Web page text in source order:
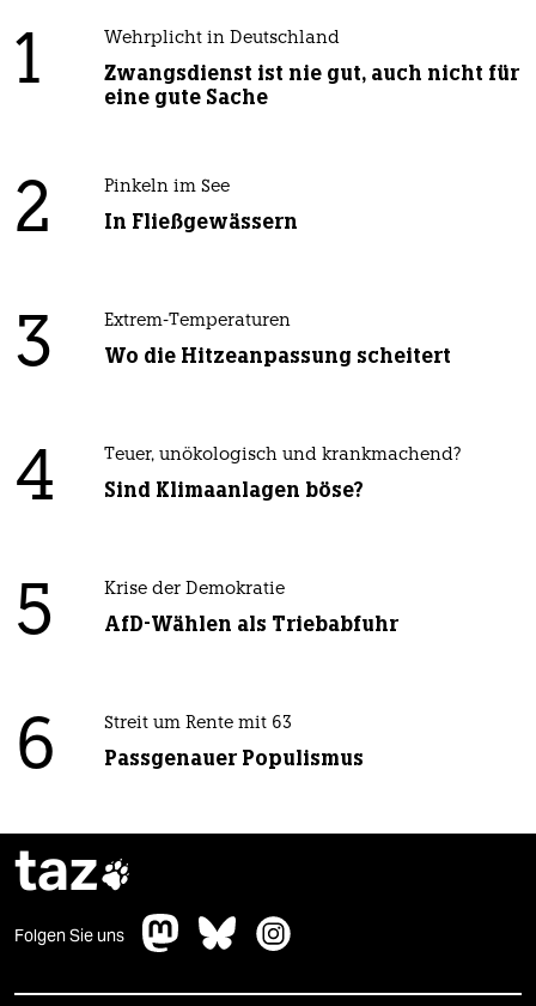
1 Wehrplicht in Deutschland
Zwangsdienst ist nie gut, auch nicht für
eine gute Sache
2 Pinkeln im See
In Fließgewässern
3 Extrem-Temperaturen
Wo die Hitzeanpassung scheitert
4 Teuer, unökologisch und krankmachend?
Sind Klimaanlagen böse?
5 Krise der Demokratie
AfD-Wählen als Triebabfuhr
6 Streit um Rente mit 63
Passgenauer Populismus
taz
Folgen Sie uns